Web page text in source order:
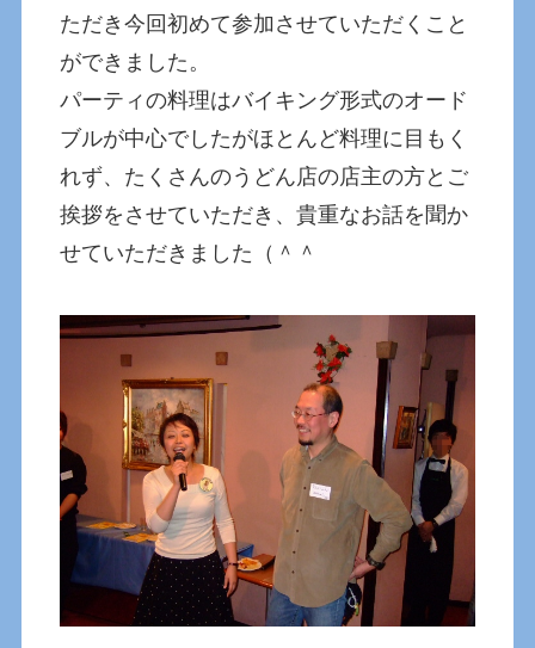
ただき今回初めて参加させていただくこと
ができました。
パーティの料理はバイキング形式のオード
ブルが中心でしたがほとんど料理に目もく
れず、たくさんのうどん店の店主の方とご
挨拶をさせていただき、貴重なお話を聞か
せていただきました（＾＾